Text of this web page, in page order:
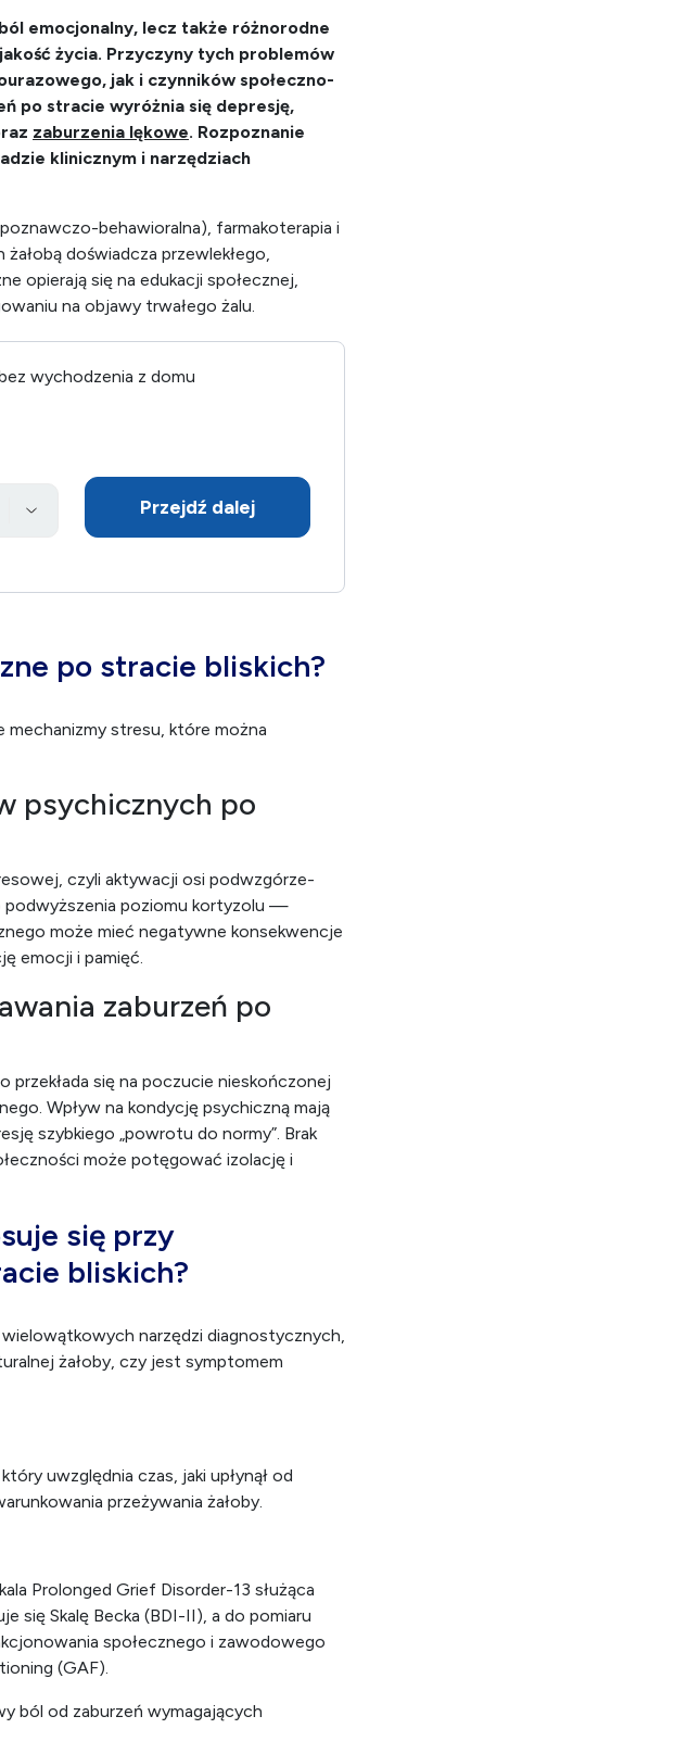
emocjonalny, lecz także różnorodne
życia. Przyczyny tych problemów
jak i czynników społeczno-
po stracie wyróżnia się depresję,
zaburzenia lękowe. Rozpoznanie
klinicznym i narzędziach
behawioralna), farmakoterapia i
doświadcza przewlekłego,
opierają się na edukacji społecznej,
na objawy trwałego żalu.
wychodzenia z domu
Przejdź dalej
po stracie bliskich?
mechanizmy stresu, które można
psychicznych po
czyli aktywacji osi podwzgórze-
podwyższenia poziomu kortyzolu —
może mieć negatywne konsekwencje
emocji i pamięć.
zaburzeń po
przekłada się na poczucie nieskończonej
Wpływ na kondycję psychiczną mają
szybkiego „powrotu do normy”. Brak
może potęgować izolację i
się przy
bliskich?
narzędzi diagnostycznych,
żałoby, czy jest symptomem
uwzględnia czas, jaki upłynął od
przeżywania żałoby.
Prolonged Grief Disorder-13 służąca
się Skalę Becka (BDI-II), a do pomiaru
społecznego i zawodowego
(GAF).
ból od zaburzeń wymagających